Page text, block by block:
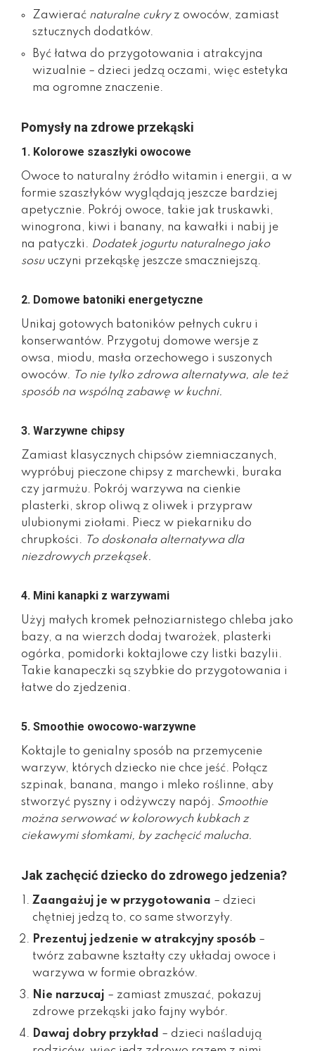
Zawierać naturalne cukryz owoców, zamiast
sztucznych dodatków.
Być łatwa do przygotowania i atrakcyjna
wizualnie – dzieci jedzą oczami, więc estetyka
ma ogromne znaczenie.
Pomysły na zdrowe przekąski
1. Kolorowe szaszłyki owocowe
Owoce to naturalny źródło witamin i energii, a w
formie szaszłyków wyglądają jeszcze bardziej
apetycznie. Pokrój owoce, takie jak truskawki,
winogrona, kiwi i banany, na kawałki i nabij je
na patyczki. Dodatek jogurtu naturalnego jako
sosuuczyni przekąskę jeszcze smaczniejszą.
2. Domowe batoniki energetyczne
Unikaj gotowych batoników pełnych cukru i
konserwantów. Przygotuj domowe wersje z
owsa, miodu, masła orzechowego i suszonych
owoców. To nie tylko zdrowa alternatywa, ale też
sposób na wspólną zabawę w kuchni.
3. Warzywne chipsy
Zamiast klasycznych chipsów ziemniaczanych,
wypróbuj pieczone chipsy z marchewki, buraka
czy jarmużu. Pokrój warzywa na cienkie
plasterki, skrop oliwą z oliwek i przypraw
ulubionymi ziołami. Piecz w piekarniku do
chrupkości. To doskonała alternatywa dla
niezdrowych przekąsek.
4. Mini kanapki z warzywami
Użyj małych kromek pełnoziarnistego chleba jako
bazy, a na wierzch dodaj twarożek, plasterki
ogórka, pomidorki koktajlowe czy listki bazylii.
Takie kanapeczki są szybkie do przygotowania i
łatwe do zjedzenia.
5. Smoothie owocowo-warzywne
Koktajle to genialny sposób na przemycenie
warzyw, których dziecko nie chce jeść. Połącz
szpinak, banana, mango i mleko roślinne, aby
stworzyć pyszny i odżywczy napój. Smoothie
można serwować w kolorowych kubkach z
ciekawymi słomkami, by zachęcić malucha.
Jak zachęcić dziecko do zdrowego jedzenia?
Zaangażuj je w przygotowania – dzieci
chętniej jedzą to, co same stworzyły.
Prezentuj jedzenie w atrakcyjny sposób –
twórz zabawne kształty czy układaj owoce i
warzywa w formie obrazków.
Nie narzucaj – zamiast zmuszać, pokazuj
zdrowe przekąski jako fajny wybór.
Dawaj dobry przykład – dzieci naśladują